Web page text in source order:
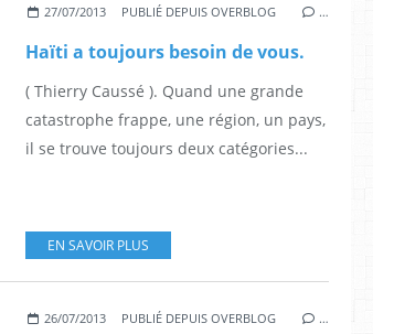
27/07/2013 PUBLIÉ DEPUIS OVERBLOG …
Haïti a toujours besoin de vous.
( Thierry Caussé ). Quand une grande
catastrophe frappe, une région, un pays,
il se trouve toujours deux catégories...
EN SAVOIR PLUS
26/07/2013 PUBLIÉ DEPUIS OVERBLOG …